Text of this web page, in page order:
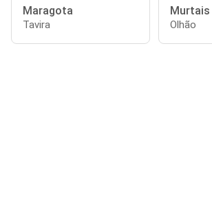
Maragota
Tavira
Murtais
Olhão